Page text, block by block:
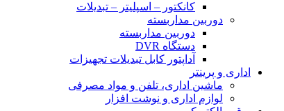
کانکتور – اسپلیتر – تبدیلات
دوربین مداربسته
دوربین مداربسته
دستگاه DVR
آداپتور کابل تبدیلات تجهیزات
اداری و پرینتر
ماشین اداری، تلفن و مواد مصرفی
لوازم اداری و نوشت افزار